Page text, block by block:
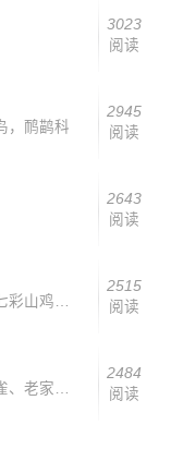
3023
阅读
，鸸鹋科
2945
阅读
2643
阅读
2515
阅读
2484
阅读